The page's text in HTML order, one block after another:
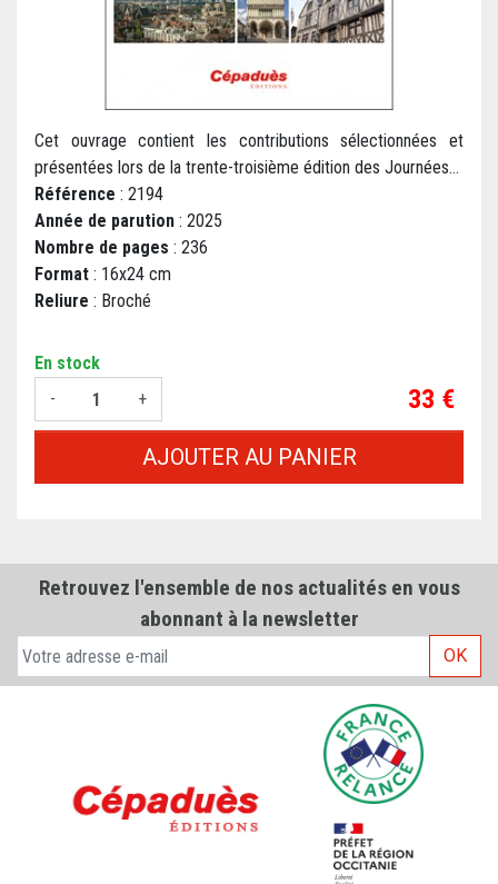
Cet ouvrage contient les contributions sélectionnées et
présentées lors de la trente-troisième édition des Journées...
Référence : 2194
Année de parution : 2025
Nombre de pages : 236
Format : 16x24 cm
Reliure : Broché
En stock
-
+ Prix
33 €
AJOUTER AU PANIER
Retrouvez l'ensemble de nos actualités en vous
abonnant à la newsletter
OK